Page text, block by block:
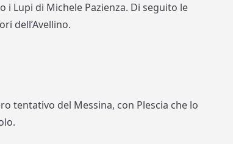
i Lupi di Michele Pazienza. Di seguito le
dell’Avellino.
tentativo del Messina, con Plescia che lo